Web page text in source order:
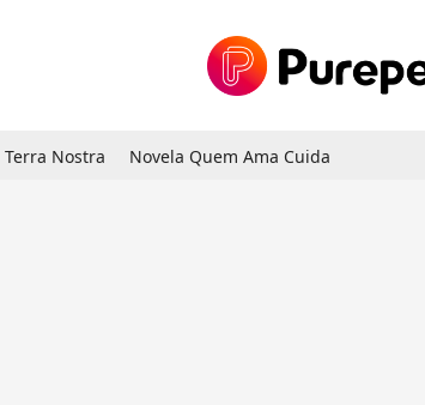
Terra Nostra Novela Quem Ama Cuida